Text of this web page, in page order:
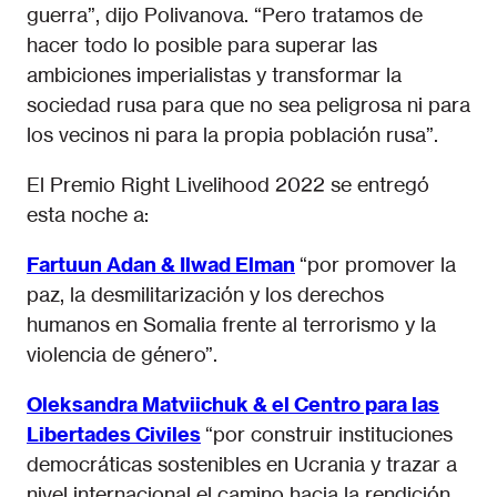
guerra”, dijo Polivanova. “Pero tratamos de
hacer todo lo posible para superar las
ambiciones imperialistas y transformar la
sociedad rusa para que no sea peligrosa ni para
los vecinos ni para la propia población rusa”.
El Premio Right Livelihood 2022 se entregó
esta noche a:
Fartuun Adan & Ilwad Elman “por promover la
paz, la desmilitarización y los derechos
humanos en Somalia frente al terrorismo y la
violencia de género”.
Oleksandra Matviichuk & el Centro para las
Libertades Civiles “por construir instituciones
democráticas sostenibles en Ucrania y trazar a